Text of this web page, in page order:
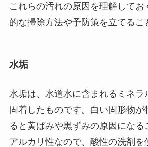
これらの汚れの原因を理解してお
的な掃除方法や予防策を立てるこ
水垢
水垢は、水道水に含まれるミネラ
固着したものです。白い固形物が
ると黄ばみや黒ずみの原因になる
アルカリ性なので、酸性の洗剤を